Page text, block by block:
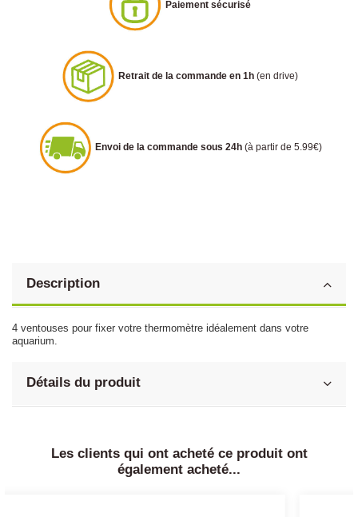
Paiement sécurisé
Retrait de la commande en 1h (en drive)
Envoi de la commande sous 24h (à partir de 5.99€)
Description
4 ventouses pour fixer votre thermomètre idéalement dans votre
aquarium.
Détails du produit
Les clients qui ont acheté ce produit ont
également acheté...